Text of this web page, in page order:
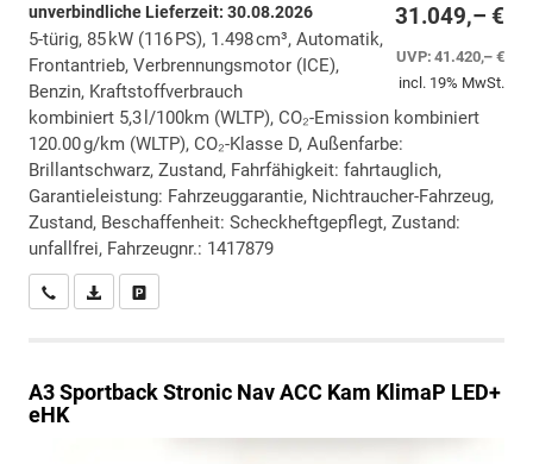
31.049,– €
UVP:41.420,– €
incl. 19% MwSt.
unverbindliche Lieferzeit: 30.08.2026
5-türig, 85 kW (116 PS), 1.498 cm³, Automatik,
Frontantrieb, Verbrennungsmotor (ICE),
Benzin, Kraftstoffverbrauch
kombiniert 5,3 l/100km (WLTP), CO₂-Emission kombiniert
120.00 g/km (WLTP), CO₂-Klasse D, Außenfarbe:
Brillantschwarz, Zustand, Fahrfähigkeit: fahrtauglich,
Garantieleistung: Fahrzeuggarantie, Nichtraucher-Fahrzeug,
Zustand, Beschaffenheit: Scheckheftgepflegt, Zustand:
unfallfrei, Fahrzeugnr.: 1417879
Wir rufen Sie anPDF-Datei, Fahrzeugexposé drucken
A3 SportbackStronic Nav ACC Kam KlimaP LED+
eHK